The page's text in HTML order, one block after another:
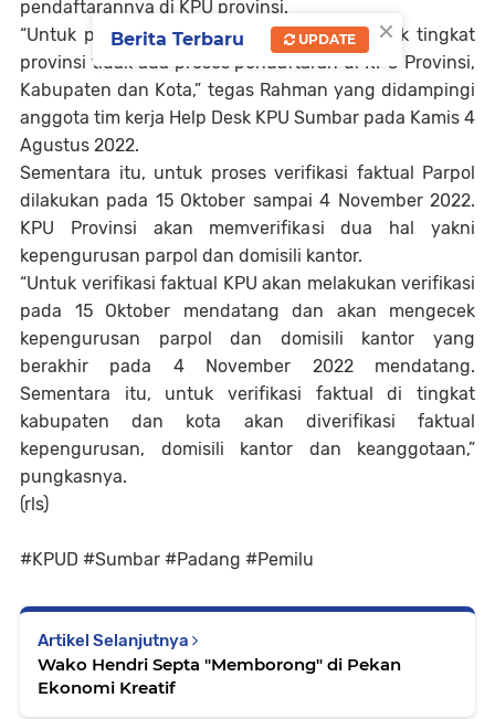
pendaftarannya di KPU provinsi.
“Untuk pengurus DPW dan DPC partai politik tingkat
provinsi tidak ada proses pendaftaran di KPU Provinsi,
Kabupaten dan Kota,” tegas Rahman yang didampingi
anggota tim kerja Help Desk KPU Sumbar pada Kamis 4
Agustus 2022.
Sementara itu, untuk proses verifikasi faktual Parpol
dilakukan pada 15 Oktober sampai 4 November 2022.
KPU Provinsi akan memverifikasi dua hal yakni
kepengurusan parpol dan domisili kantor.
“Untuk verifikasi faktual KPU akan melakukan verifikasi
pada 15 Oktober mendatang dan akan mengecek
kepengurusan parpol dan domisili kantor yang
berakhir pada 4 November 2022 mendatang.
Sementara itu, untuk verifikasi faktual di tingkat
kabupaten dan kota akan diverifikasi faktual
kepengurusan, domisili kantor dan keanggotaan,”
pungkasnya.
(rls)
#KPUD #Sumbar #Padang #Pemilu
Artikel Selanjutnya
Wako Hendri Septa "Memborong" di Pekan
Ekonomi Kreatif
×
Berita Terbaru UPDATE